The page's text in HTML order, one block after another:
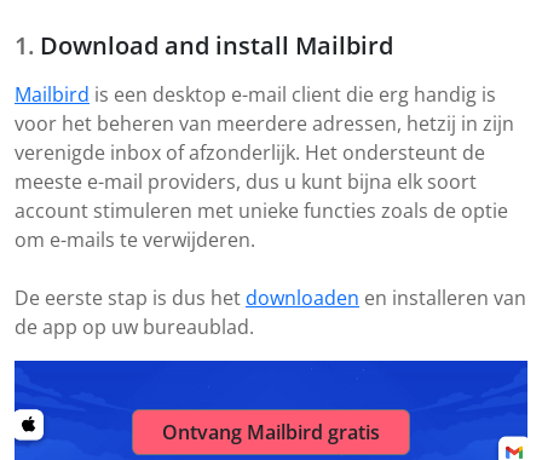
Download and install Mailbird
Mailbird is een desktop e-mail client die erg handig is
voor het beheren van meerdere adressen, hetzij in zijn
verenigde inbox of afzonderlijk. Het ondersteunt de
meeste e-mail providers, dus u kunt bijna elk soort
account stimuleren met unieke functies zoals de optie
om e-mails te verwijderen.
De eerste stap is dus het downloaden en installeren van
de app op uw bureaublad.
Ontvang Mailbird gratis